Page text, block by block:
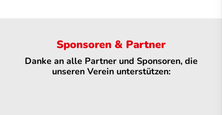
Sponsoren & Partner
Danke an alle Partner und Sponsoren, die
unseren Verein unterstützen: